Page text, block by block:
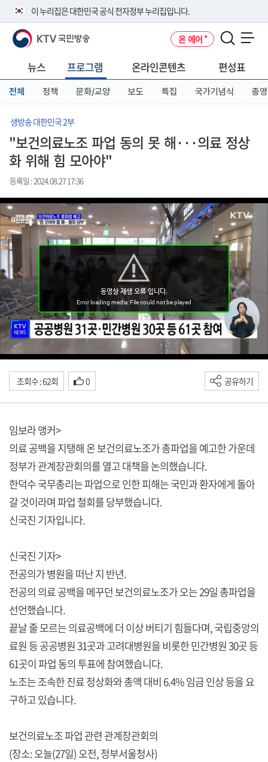
이 누리집은 대한민국 공식 전자정부 누리집입니다.
공식 누리집 주소 확인하기
니다.
이밖에 or.kr 또는 .kr등 다른 도메인 주소를 사용하고 있다면 아래 URL에
서 도메인 주소를 확인해 보세요
KTV 국민방송 온 에어
뉴스 프로그램 온라인콘텐츠 편성표
전체 정책 문화/교양 보도 특집 국가기념식 종영
생방송 대한민국 2부
"보건의료노조 파업 동의 못 해···의료 정상
화 위해 힘 모아야"
등록일 : 2024.08.27 17:36
조회수 : 62회 0 공유하기
임보라 앵커>
의료 공백을 지탱해 온 보건의료노조가 총파업을 예고한 가운데
정부가 관계장관회의를 열고 대책을 논의했습니다.
한덕수 국무총리는 파업으로 인한 피해는 국민과 환자에게 돌아
갈 것이라며 파업 철회를 당부했습니다.
신국진 기자입니다.
신국진 기자>
전공의가 병원을 떠난 지 반년.
전공의 의료 공백을 메꾸던 보건의료노조가 오는 29일 총파업을
선언했습니다.
끝날 줄 모르는 의료공백에 더 이상 버티기 힘들다며, 국립중앙의
료원 등 공공병원 31곳과 고려대병원을 비롯한 민간병원 30곳 등
61곳이 파업 동의 투표에 참여했습니다.
노조는 조속한 진료 정상화와 총액 대비 6.4% 임금 인상 등을 요
구하고 있습니다.
보건의료노조 파업 관련 관계장관회의
(장소: 오늘(27일) 오전, 정부서울청사)